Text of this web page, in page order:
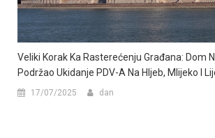
Veliki Korak Ka Rasterećenju Građana: Dom
Podržao Ukidanje PDV-A Na Hljeb, Mlijeko I
17/07/2025 dan